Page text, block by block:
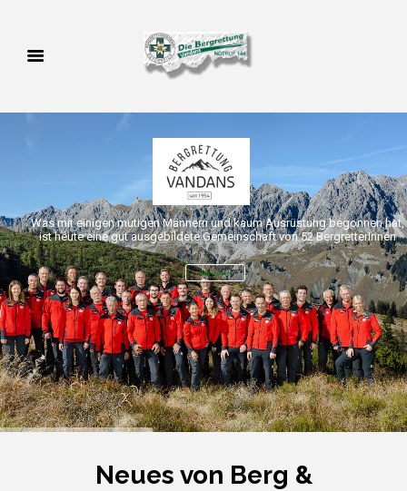
Was mit einigen mutigen Männern und kaum Ausrüstung begonnen hat,
ist heute eine gut ausgebildete Gemeinschaft von 52 BergretterInnen
Mehr über uns
Neues von Berg &